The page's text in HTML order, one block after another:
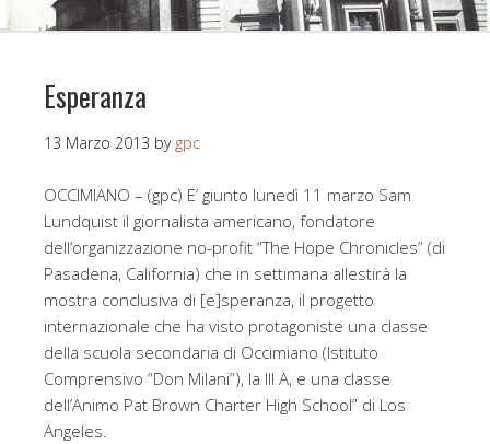
Esperanza
13 Marzo 2013 by gpc
OCCIMIANO – (gpc) E’ giunto lunedì 11 marzo Sam
Lundquist il giornalista americano, fondatore
dell’organizzazione no-profit “The Hope Chronicles” (di
Pasadena, California) che in settimana allestirà la
mostra conclusiva di [e]speranza, il progetto
internazionale che ha visto protagoniste una classe
della scuola secondaria di Occimiano (Istituto
Comprensivo “Don Milani”), la III A, e una classe
dell’Animo Pat Brown Charter High School” di Los
Angeles.